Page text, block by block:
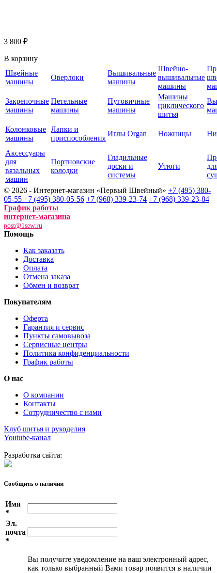
3 800 ₽
В корзину
Швейные
машины
Оверлоки
Вышивальные
машины
Швейно-
вышивальные
машины
Закрепочные
машины
Петельные
машины
Пуговичные
машины
Машины
циклического
шитья
Колонковые
машины
Лапки и
приспособления
Иглы Organ Ножницы
Аксессуары
для
вязальных
машин
Портновские
колодки
Гладильные
доски и
системы
Утюги
© 2026 - Интернет-магазин «Первый Швейный» +7 (495) 380-
05-55 +7 (495) 380-05-56 +7 (968) 339-23-74 +7 (968) 339-23-84
График работы
интернет-магазина
post@1sew.ru
Помощь
Как заказать
Доставка
Оплата
Отмена заказа
Обмен и возврат
Покупателям
Оферта
Гарантия и сервис
Пункты самовывоза
Сервисные центры
Политика конфиденциальности
График работы
О нас
О компании
Контакты
Сотрудничество с нами
Клуб шитья и рукоделия
Youtube-канал
Разработка сайта:
Сообщить о наличии
Имя
*
Эл.
почта
*
Вы получите уведомление на ваш электронный адрес,
как только выбранный Вами товар появится в наличии